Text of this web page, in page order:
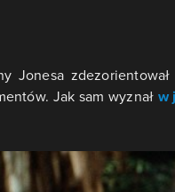
Jonesa
Jak sam wyznał w